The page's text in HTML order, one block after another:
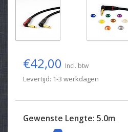
€42,00 Incl. btw
Levertijd: 1-3 werkdagen
Gewenste Lengte: 5.0m